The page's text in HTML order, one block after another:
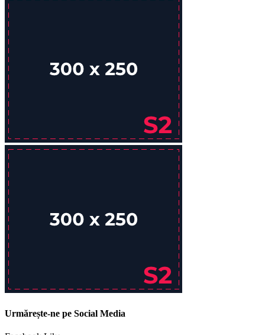
Urmărește-ne pe Social Media